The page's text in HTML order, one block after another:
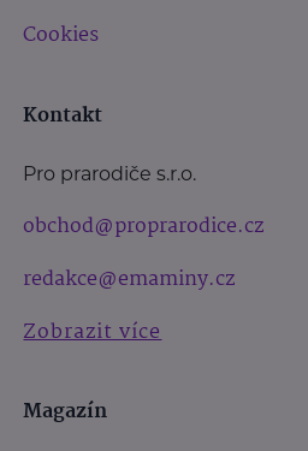
Cookies
Kontakt
Pro prarodiče s.r.o.
obchod@proprarodice.cz
redakce@emaminy.cz
Zobrazit více
Magazín